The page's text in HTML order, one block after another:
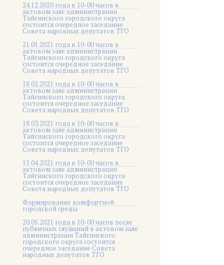
24.12.2020 года в 10-00 часов в
актовом зале администрации
Тайгинского городского округа
состоится очередное заседание
Совета народных депутатов ТГО
21.01.2021 года в 10-00 часов в
актовом зале администрации
Тайгинского городского округа
состоится очередное заседание
Совета народных депутатов ТГО
18.02.2021 года в 10-00 часов в
актовом зале администрации
Тайгинского городского округа
состоится очередное заседание
Совета народных депутатов ТГО
18.03.2021 года в 10-00 часов в
актовом зале администрации
Тайгинского городского округа
состоится очередное заседание
Совета народных депутатов ТГО
15.04.2021 года в 10-00 часов в
актовом зале администрации
Тайгинского городского округа
состоится очередное заседание
Совета народных депутатов ТГО
Формирование комфортной
городской среды
20.05.2021 года в 10-00 часов после
публичных слушаний в актовом зале
администрации Тайгинского
городского округа состоится
очередное заседание Совета
народных депутатов ТГО